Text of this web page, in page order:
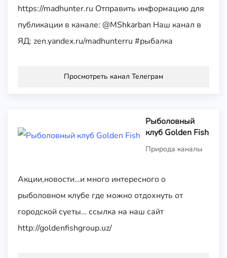
https://madhunter.ru Отправить информацию для
публикации в канале: @MShkarban Наш канал в
ЯД: zen.yandex.ru/madhunterru #рыбалка
Просмотреть канал Телеграм
Рыболовный
клуб Golden Fish
Природа каналы
Акции,новости…и много интересного о
рыболовном клубе где можно отдохнуть от
городской суеты… ссылка на наш сайт
http://goldenfishgroup.uz/